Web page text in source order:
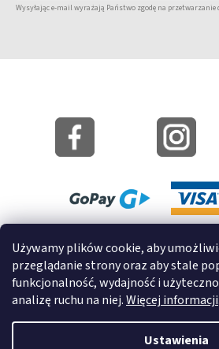
Używamy plików cookie, aby
przeglądanie strony oraz aby stale
funkcjonalność, wydajność i
analizę ruchu na niej.Więcej informacji.
Ustawienia
Wysyłając e-mail wyrażają Państwo zgodę na przetwarzanie
Informacje o
© 2022 GRUND